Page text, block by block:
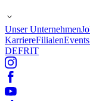
Unser Unternehmen
KarriereFilialenEvents
DEFRIT